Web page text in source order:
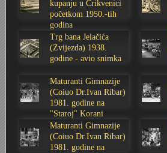
Stoljetna poplava 1939.
Tvornica potkivačkih
Boksački klub Velebit
Bijelo dugme
Banija - poplava 4. 12. 1966.
Autobusna stanica na Korzu
Auto cross
Mala scena 1987. - Le
Mala scena Hrvatskog doma
Marina Perazić, Davor
Maturanti Gimnazije 1988.
Motocross
Zavjet Petra Grgeca - 1998.
Škola plivanja Patkica
Mimohod 23. kolovoza 1995.
Ekonomska škola - ratne
Dubravko Halovanić -
Crkva Sv. Doroteje - 1991.
Frizerski salon Gerber
Gimnazijska i Ekonomska
INKASATOR
Karlovački fotograf Josip
Obitelj Klemenčić
kupanju u Crikvenici
početkom 1950.-tih
godina
Trg bana Jelačića
(Zvijezda) 1938.
godine - avio snimka
Maturanti Gimnazije
(Coiuo Dr.Ivan Ribar)
1981. godine na
"Staroj" Korani
Maturanti Gimnazije
(Coiuo Dr.Ivan Ribar)
1981. godine na